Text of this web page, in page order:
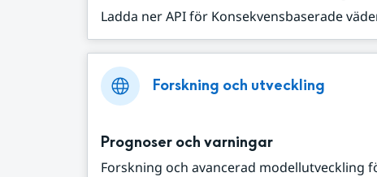
Ladda ner API för Konsekvensbaserade
Forskning och utveckling
Prognoser och varningar
Forskning och avancerad modellutveckling